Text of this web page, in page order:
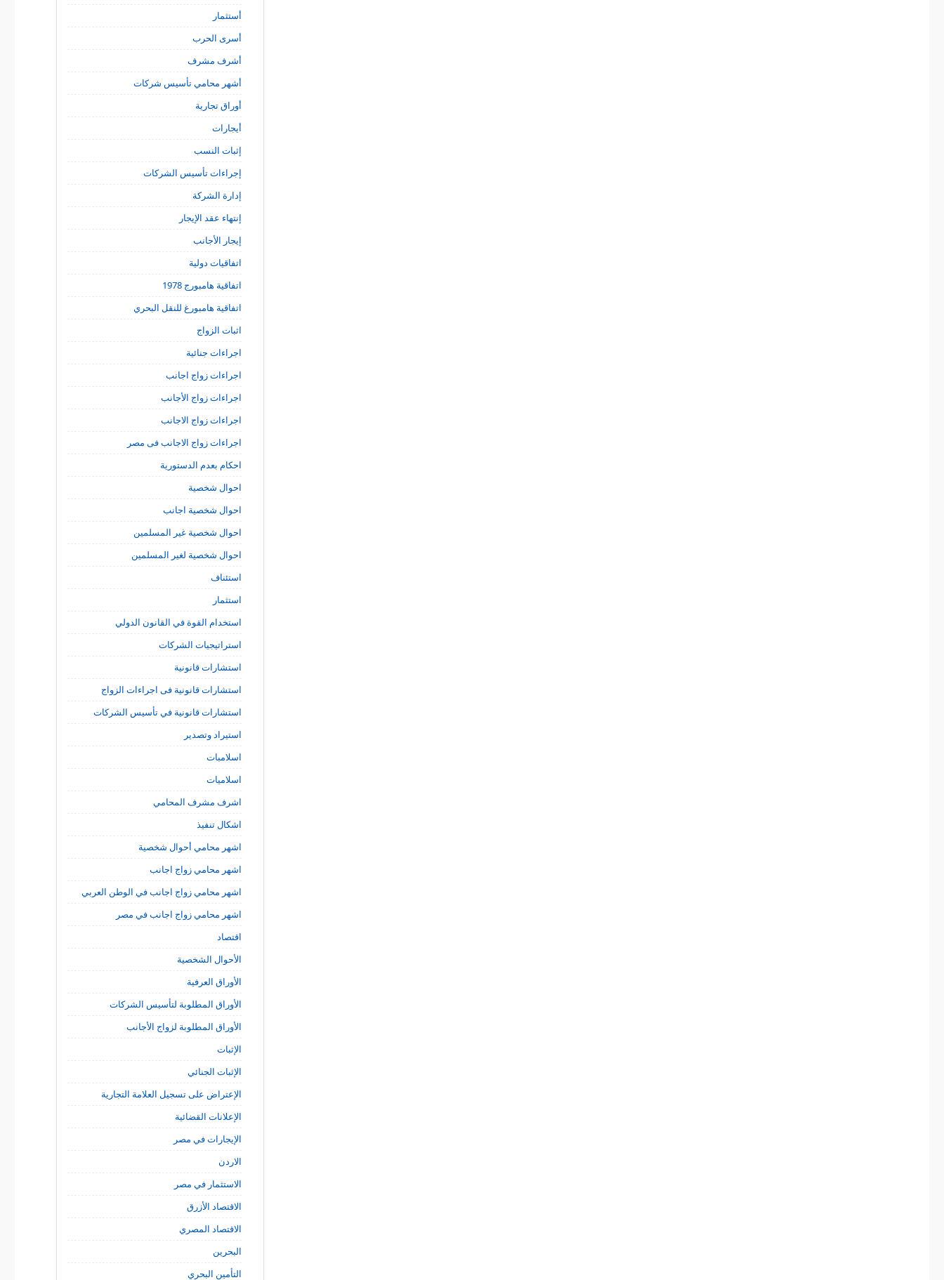
أستثمار
أسرى الحرب
أشرف مشرف
أشهر محامي تأسيس شركات
أوراق تجارية
أيجارات
إثبات النسب
إجراءات تأسيس الشركات
إدارة الشركة
إنتهاء عقد الإيجار
إيجار الأجانب
اتفاقيات دولية
اتفاقية هامبورج 1978
اتفاقية هامبورغ للنقل البحري
اثبات الزواج
اجراءات جنائية
اجراءات زواج اجانب
اجراءات زواج الأجانب
اجراءات زواج الاجانب
اجراءات زواج الاجانب فى مصر
احكام بعدم الدستورية
احوال شخصية
احوال شخصية اجانب
احوال شخصية غير المسلمين
احوال شخصية لغير المسلمين
استئناف
استثمار
استخدام القوة في القانون الدولي
استراتيجيات الشركات
استشارات قانونية
استشارات قانونية فى اجراءات الزواج
استشارات قانونية في تأسيس الشركات
استيراد وتصدير
اسلامبات
اسلاميات
اشرف مشرف المحامي
اشكال تنفيذ
اشهر محامي أحوال شخصية
اشهر محامي زواج اجانب
اشهر محامي زواج اجانب في الوطن العربي
اشهر محامي زواج اجانب في مصر
اقتصاد
الأحوال الشخصية
الأوراق العرفية
الأوراق المطلوبة لتأسيس الشركات
الأوراق المطلوبة لزواج الأجانب
الإثبات
الإثبات الجنائي
الإعتراض على تسجيل العلامة التجارية
الإعلانات القضائية
الإيجارات في مصر
الاردن
الاستثمار في مصر
الاقتصاد الأزرق
الاقتصاد المصري
البحرين
التأمين البحري